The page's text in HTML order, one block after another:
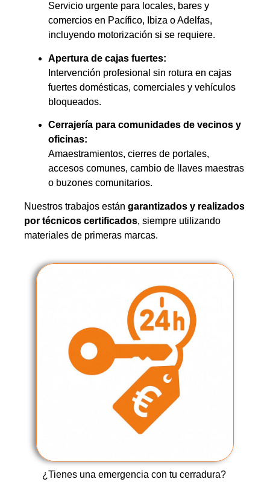
Servicio urgente para locales, bares y
comercios en Pacífico, Ibiza o Adelfas,
incluyendo motorización si se requiere.
Apertura de cajas fuertes:
Intervención profesional sin rotura en cajas
fuertes domésticas, comerciales y vehículos
bloqueados.
Cerrajería para comunidades de vecinos y
oficinas:
Amaestramientos, cierres de portales,
accesos comunes, cambio de llaves maestras
o buzones comunitarios.
Nuestros trabajos están garantizados y realizados
por técnicos certificados, siempre utilizando
materiales de primeras marcas.
¿Tienes una emergencia con tu cerradura?